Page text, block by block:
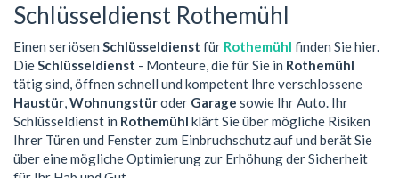
Schlüsseldienst Rothemühl
Einen seriösen Schlüsseldienst für Rothemühl finden Sie hier.
DieSchlüsseldienst - Monteure, die für Sie in Rothemühl
tätig sind, öffnen schnell und kompetent Ihre verschlossene
Haustür,Wohnungstüroder Garage sowie Ihr Auto. Ihr
Schlüsseldienst in Rothemühl klärt Sie über mögliche Risiken
Ihrer Türen und Fenster zum Einbruchschutz auf und berät Sie
über eine mögliche Optimierung zur Erhöhung der Sicherheit